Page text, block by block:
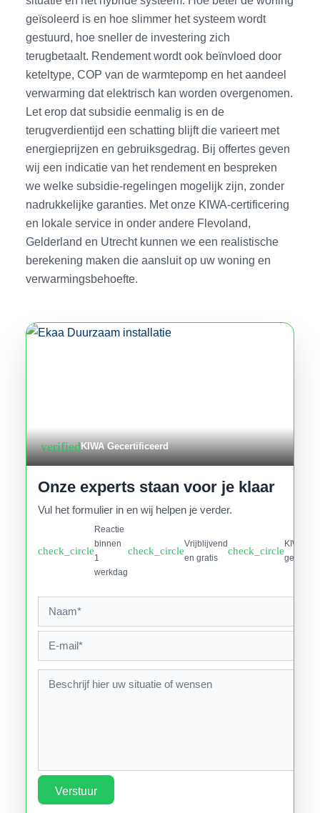
geïsoleerd is en hoe slimmer het systeem wordt
gestuurd, hoe sneller de investering zich
terugbetaalt. Rendement wordt ook beïnvloed door
keteltype, COP van de warmtepomp en het aandeel
verwarming dat elektrisch kan worden overgenomen.
Let erop dat subsidie eenmalig is en de
terugverdientijd een schatting blijft die varieert met
energieprijzen en gebruiksgedrag. Bij offertes geven
wij een indicatie van het rendement en bespreken
we welke subsidie-regelingen mogelijk zijn, zonder
nadrukkelijke garanties. Met onze KIWA-certificering
en lokale service in onder andere Flevoland,
Gelderland en Utrecht kunnen we een realistische
berekening maken die aansluit op uw woning en
verwarmingsbehoefte.
verifiedKIWA Gecertificeerd
Onze experts staan voor je klaar
Vul het formulier in en wij helpen je verder.
check_circle
Reactie
binnen
1
werkdag
check_circle
Vrijblijvend
en gratis
check_circle
KIWA
Verstuur